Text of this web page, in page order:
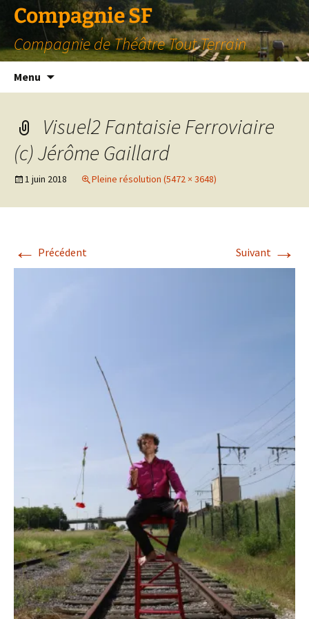
Compagnie SF
Compagnie de Théâtre Tout Terrain
Menu
Visuel2 Fantaisie Ferroviaire
(c) Jérôme Gaillard
1 juin 2018 Pleine résolution (5472 × 3648)
← Précédent Suivant →